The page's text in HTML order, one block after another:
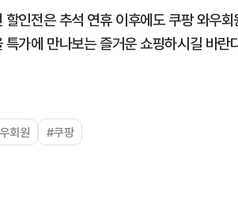
인전은 추석 연휴 이후에도 쿠팡 와우
특가에 만나보는 즐거운 쇼핑하시길 바란
회원 #쿠팡